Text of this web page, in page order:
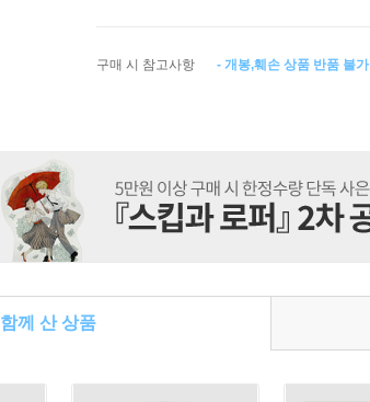
구매 시 참고사항 - 개봉,훼손 상품 반품 불가
함께 산 상품